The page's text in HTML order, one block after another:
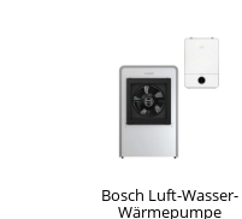
Bosch Luft-Wasser-
Wärmepumpe